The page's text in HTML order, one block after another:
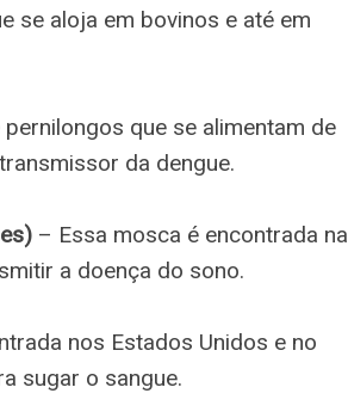
se aloja em bovinos e até em
que se alimentam de
da dengue.
– Essa mosca é encontrada na
a doença do sono.
nos Estados Unidos e no
sugar o sangue.